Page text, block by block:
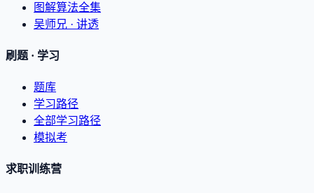
图解算法全集
吴师兄 · 讲透
刷题 · 学习
题库
学习路径
全部学习路径
模拟考
求职训练营